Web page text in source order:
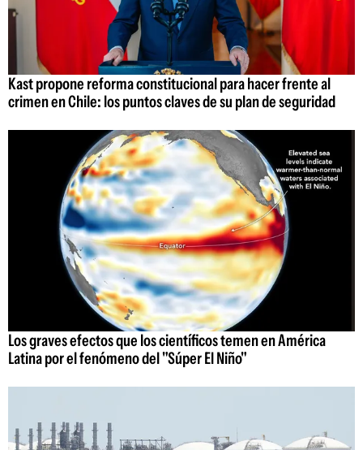
Kast propone reforma constitucional para hacer frente al
crimen en Chile: los puntos claves de su plan de seguridad
Los graves efectos que los científicos temen en América
Latina por el fenómeno del "Súper El Niño"